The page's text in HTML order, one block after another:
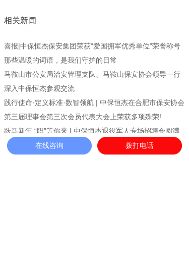
相关新闻
喜报|中保恒杰保安集团荣获“爱国拥军优秀单位”荣誉称号
那些温暖的词语，是我们守护的日常
马鞍山市公安局治安管理支队、马鞍山保安协会领导一行
深入中保恒杰参观交流
践行使命·定义标准·数智领航 | 中保恒杰在合肥市保安协会
第三届理事会第三次会员代表大会上荣获多项殊荣!
跃马新年 “职”等你来 | 中保恒杰退役军人专场招聘会圆满
举行
在线咨询 拨打电话